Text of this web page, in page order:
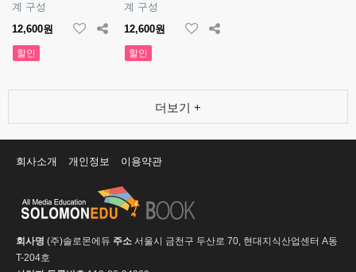
계 구성
12,600원
할인
계 구성
12,600원
할인
더보기 +
회사소개 개인정보 이용약관
회사명 (주)솔로몬에듀 주소 서울시 금천구 두산로 70, 현대지식산업센터 A동
T-204호